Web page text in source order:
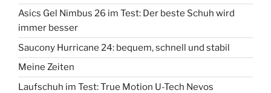
Asics Gel Nimbus 26 im Test: Der beste Schuh wird
immer besser
Saucony Hurricane 24: bequem, schnell und stabil
Meine Zeiten
Laufschuh im Test: True Motion U-Tech Nevos